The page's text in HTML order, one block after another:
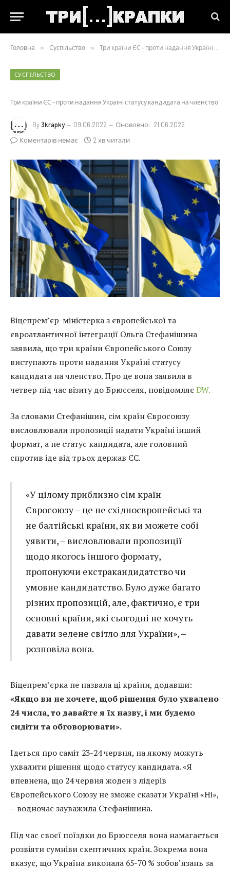
Головна » Суспільство » Три країни ЄС – проти надання Україні статусу кандидата на членство
СУСПІЛЬСТВО
Три країни ЄС – проти надання Україні статусу кандидата на членство
By 3krapky 09.06.2022 Оновлено: 21.06.2022
Коментарів немає
2 хв читали
Віцепрем’єр-міністерка з європейської та
євроатлантичної інтеграції Ольга Стефанішина
заявила, що три країни Європейського Союзу
виступають проти надання Україні статусу
кандидата на членство. Про це вона заявила в
четвер під час візиту до Брюсселя, повідомляєDW.
За словами Стефанішин, сім країн Євросоюзу
висловлювали пропозиції надати Україні інший
формат, а не статус кандидата, але головний
спротив іде від трьох держав ЄС.
«У цілому приблизно сім країн
Євросоюзу – це не східноєвропейські та
не балтійські країни, як ви можете собі
уявити, – висловлювали пропозиції
щодо якогось іншого формату,
пропонуючи екстракандидатство чи
умовне кандидатство. Було дуже багато
різних пропозицій, але, фактично, є три
основні країни, які сьогодні не хочуть
давати зелене світло для України», –
розповіла вона.
Віцепрем’єрка не назвала ці країни, додавши:
«Якщо ви не хочете, щоб рішення було ухвалено
24 числа, то давайте я їх назву, і ми будемо
сидіти та обговорювати».
Ідеться про саміт 23-24 червня, на якому можуть
ухвалити рішення щодо статусу кандидата. «Я
впевнена, що 24 червня жоден з лідерів
Європейського Союзу не зможе сказати Україні «Ні»,
– водночас зауважила Стефанішина.
Під час своєї поїздки до Брюсселя вона намагається
розвіяти сумніви скептичних країн. Зокрема вона
вказує, що Україна виконала 65-70 % зобов’язань за